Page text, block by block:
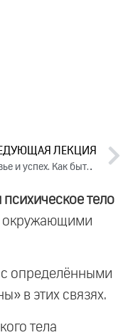
ЛЕКЦИЯ
Здоровье и успех. Как быть активным и не разрушать себя. День 2. Часть 1 (2025)
тело
окружающими
определёнными
в этих связях.
тела